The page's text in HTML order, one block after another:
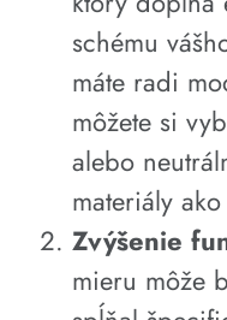
schému
máte radi
môžete si
alebo
materiály
Zvýšenie
mieru môže